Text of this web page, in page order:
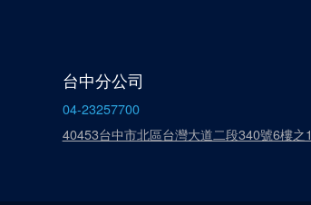
台中分公司
04-23257700
40453台中市北區台灣大道二段340號6樓之1